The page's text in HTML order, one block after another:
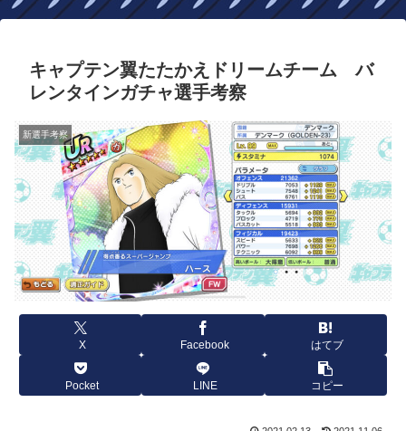
キャプテン翼たたかえドリームチーム バ
レンタインガチャ選手考察
新選手考察
X Facebook はてブ
Pocket LINE コピー